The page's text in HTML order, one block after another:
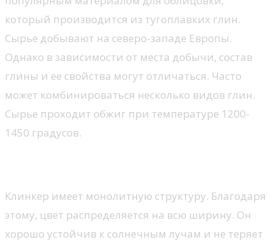
который производится из тугоплавких глин.
Сырье добывают на северо-западе Европы.
Однако в зависимости от места добычи, состав
глины и ее свойства могут отличаться. Часто
может комбинироваться несколько видов глин.
Сырье проходит обжиг при температуре 1200-
1450 градусов.
Клинкер имеет монолитную структуру. Благодаря
этому, цвет распределяется на всю ширину. Он
хорошо устойчив к солнечным лучам и не теряет